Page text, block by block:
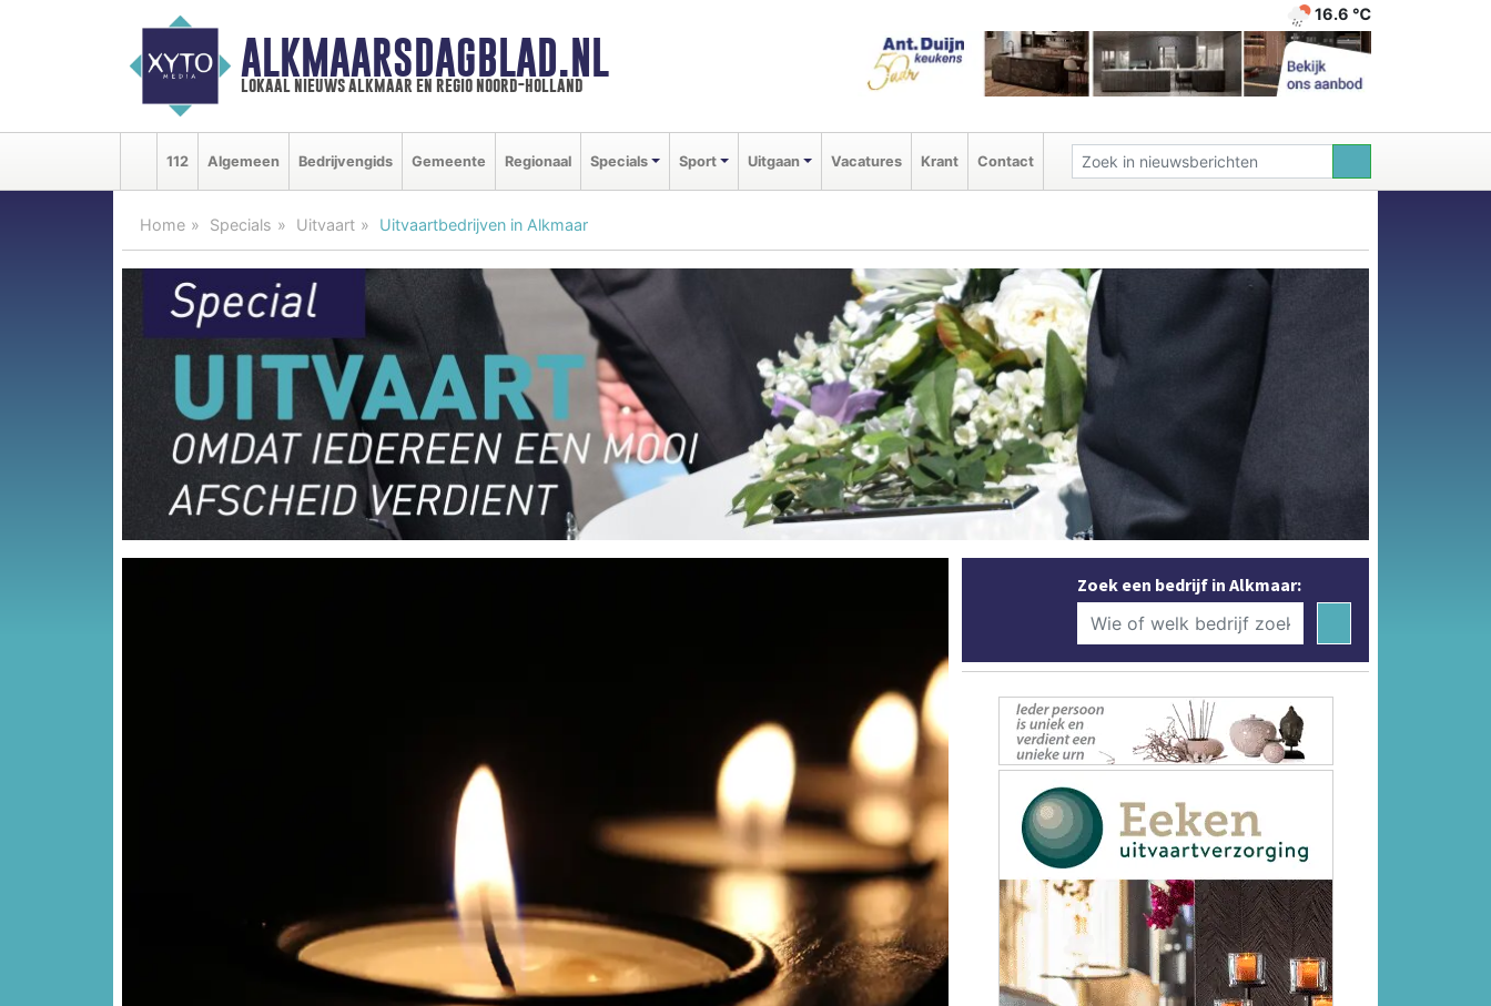
ALKMAARSDAGBLAD.NL
lokaal nieuws alkmaar en regio noord-holland
16.6 ℃
112 Algemeen Bedrijvengids Gemeente Regionaal Specials Sport Uitgaan Vacatures Krant Contact
Home Specials Uitvaart Uitvaartbedrijven in Alkmaar
Zoek een bedrijf in Alkmaar: